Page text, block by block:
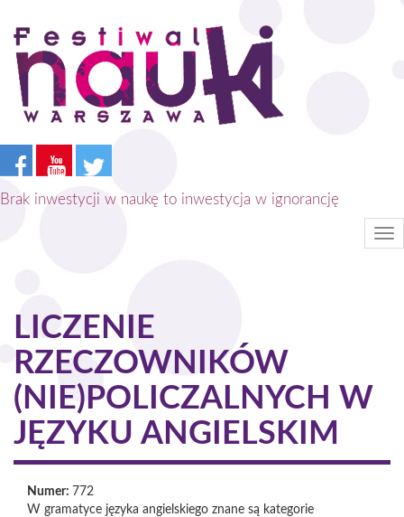
Przejdź
treści
Brak inwestycji w naukę to inwestycja w ignorancję
LICZENIE
RZECZOWNIKÓW
(NIE)POLICZALNYCH W
JĘZYKU ANGIELSKIM
Numer: 772
W gramatyce języka angielskiego znane są kategorie